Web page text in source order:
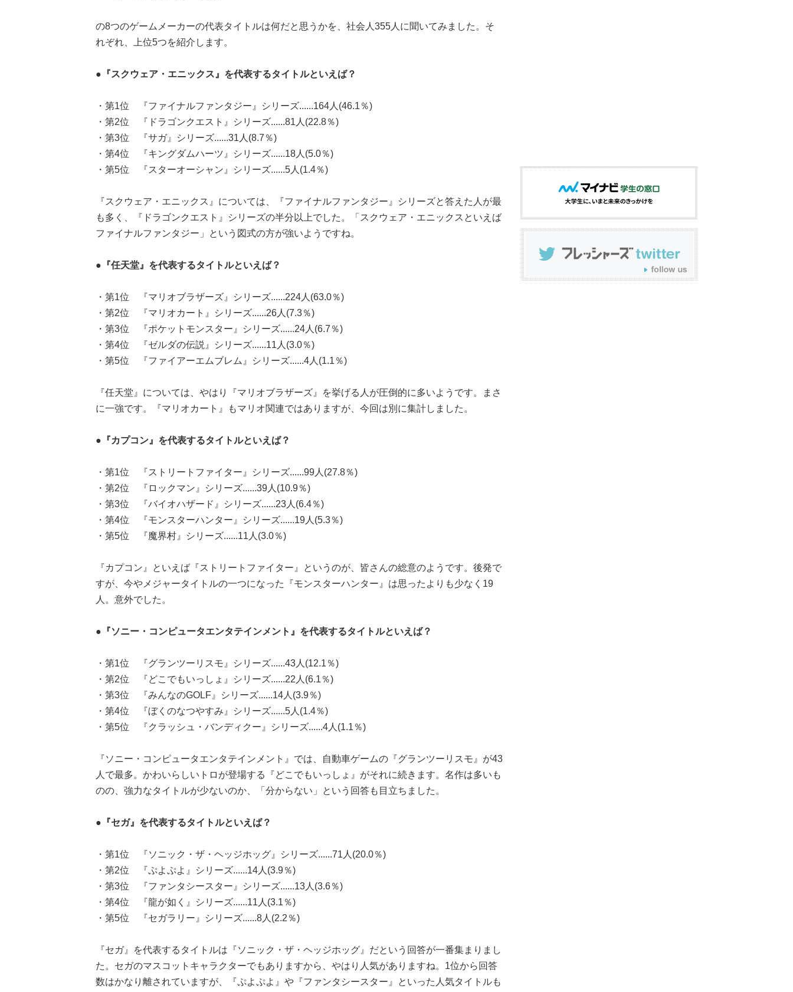
の8つのゲームメーカーの代表タイトルは何だと思うかを、社会人355人に聞いてみました。そ
れぞれ、上位5つを紹介します。
●『スクウェア・エニックス』を代表するタイトルといえば？
・第1位 『ファイナルファンタジー』シリーズ......164人(46.1％)
・第2位 『ドラゴンクエスト』シリーズ......81人(22.8％)
・第3位 『サガ』シリーズ......31人(8.7％)
・第4位 『キングダムハーツ』シリーズ......18人(5.0％)
・第5位 『スターオーシャン』シリーズ......5人(1.4％)
『スクウェア・エニックス』については、『ファイナルファンタジー』シリーズと答えた人が最
も多く、『ドラゴンクエスト』シリーズの半分以上でした。「スクウェア・エニックスといえば
ファイナルファンタジー」という図式の方が強いようですね。
●『任天堂』を代表するタイトルといえば？
・第1位 『マリオブラザーズ』シリーズ......224人(63.0％)
・第2位 『マリオカート』シリーズ......26人(7.3％)
・第3位 『ポケットモンスター』シリーズ......24人(6.7％)
・第4位 『ゼルダの伝説』シリーズ......11人(3.0％)
・第5位 『ファイアーエムブレム』シリーズ......4人(1.1％)
『任天堂』については、やはり『マリオブラザーズ』を挙げる人が圧倒的に多いようです。まさ
に一強です。『マリオカート』もマリオ関連ではありますが、今回は別に集計しました。
●『カプコン』を代表するタイトルといえば？
・第1位 『ストリートファイター』シリーズ......99人(27.8％)
・第2位 『ロックマン』シリーズ......39人(10.9％)
・第3位 『バイオハザード』シリーズ......23人(6.4％)
・第4位 『モンスターハンター』シリーズ......19人(5.3％)
・第5位 『魔界村』シリーズ......11人(3.0％)
『カプコン』といえば『ストリートファイター』というのが、皆さんの総意のようです。後発で
すが、今やメジャータイトルの一つになった『モンスターハンター』は思ったよりも少なく19
人。意外でした。
●『ソニー・コンピュータエンタテインメント』を代表するタイトルといえば？
・第1位 『グランツーリスモ』シリーズ......43人(12.1％)
・第2位 『どこでもいっしょ』シリーズ......22人(6.1％)
・第3位 『みんなのGOLF』シリーズ......14人(3.9％)
・第4位 『ぼくのなつやすみ』シリーズ......5人(1.4％)
・第5位 『クラッシュ・バンディクー』シリーズ......4人(1.1％)
『ソニー・コンピュータエンタテインメント』では、自動車ゲームの『グランツーリスモ』が43
人で最多。かわいらしいトロが登場する『どこでもいっしょ』がそれに続きます。名作は多いも
のの、強力なタイトルが少ないのか、「分からない」という回答も目立ちました。
●『セガ』を代表するタイトルといえば？
・第1位 『ソニック・ザ・ヘッジホッグ』シリーズ......71人(20.0％)
・第2位 『ぷよぷよ』シリーズ......14人(3.9％)
・第3位 『ファンタシースター』シリーズ......13人(3.6％)
・第4位 『龍が如く』シリーズ......11人(3.1％)
・第5位 『セガラリー』シリーズ......8人(2.2％)
『セガ』を代表するタイトルは『ソニック・ザ・ヘッジホッグ』だという回答が一番集まりまし
た。セガのマスコットキャラクターでもありますから、やはり人気がありますね。1位から回答
数はかなり離されていますが、『ぷよぷよ』や『ファンタシースター』といった人気タイトルも